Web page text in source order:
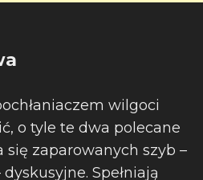
wilgoci
o tyle te dwa polecane
się zaparowanych szyb –
Spełniają